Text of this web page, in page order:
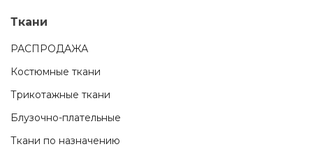
Ткани
РАСПРОДАЖА
Костюмные ткани
Трикотажные ткани
Блузочно-плательные
Ткани по назначению